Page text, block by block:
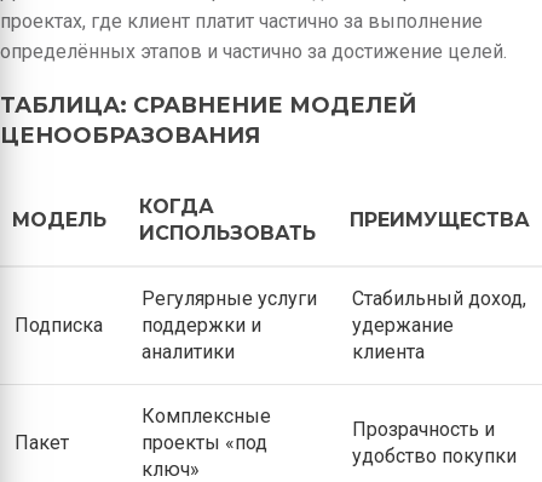
проектах, где клиент платит частично за выполнение
определённых этапов и частично за достижение целей.
ТАБЛИЦА: СРАВНЕНИЕ МОДЕЛЕЙ
ЦЕНООБРАЗОВАНИЯ
МОДЕЛЬ
КОГДА
ИСПОЛЬЗОВАТЬ
ПРЕИМУЩЕСТВА
Подписка
Регулярные услуги
поддержки и
аналитики
Стабильный доход,
удержание
клиента
Пакет
Комплексные
проекты «под
ключ»
Прозрачность и
удобство покупки